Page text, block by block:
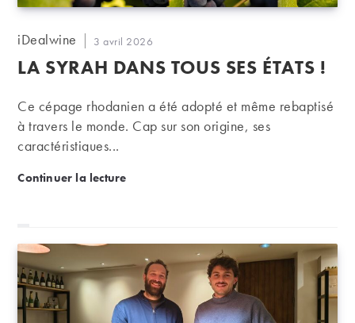
Auteur/autrice
la
iDealwine
Publication
3 avril 2026
LA SYRAH DANS TOUS SES ÉTATS !
Ce cépage rhodanien a été adopté et même rebaptisé
à travers le monde. Cap sur son origine, ses
caractéristiques...
Continuer la lectureLa syrah dans tous ses états !